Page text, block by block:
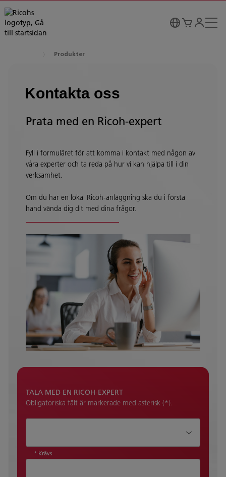
Produkter
Kontakta oss
Prata med en Ricoh-expert
Fyll i formuläret för att komma i kontakt med någon av
våra experter och ta reda på hur vi kan hjälpa till i din
verksamhet.
Om du har en lokal Ricoh-anläggning ska du i första
hand vända dig dit med dina frågor.
TALA MED EN RICOH-EXPERT
Obligatoriska fält är markerade med asterisk (*).
* Krävs